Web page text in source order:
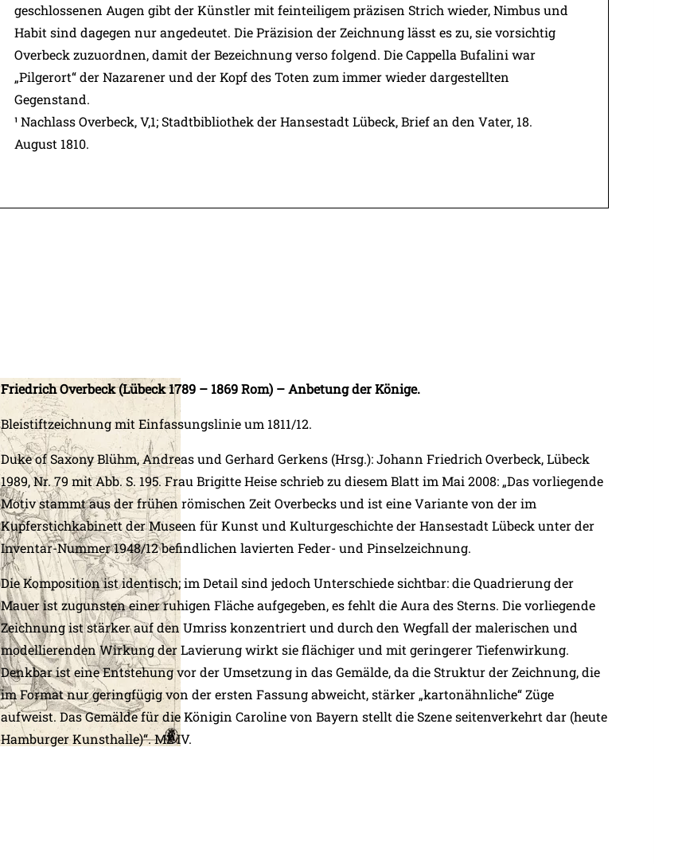
geschlossenen Augen gibt der Künstler mit feinteiligem präzisen Strich wieder, Nimbus und
Habit sind dagegen nur angedeutet. Die Präzision der Zeichnung lässt es zu, sie vorsichtig
Overbeck zuzuordnen, damit der Bezeichnung verso folgend. Die Cappella Bufalini war
„Pilgerort“ der Nazarener und der Kopf des Toten zum immer wieder dargestellten
Gegenstand.
¹ Nachlass Overbeck, V,1; Stadtbibliothek der Hansestadt Lübeck, Brief an den Vater, 18.
August 1810.
Friedrich Overbeck (Lübeck 1789 – 1869 Rom) – Anbetung der Könige.
Bleistiftzeichnung mit Einfassungslinie um 1811/12.
Duke of Saxony Blühm, Andreas und Gerhard Gerkens (Hrsg.): Johann Friedrich Overbeck, Lübeck
1989, Nr. 79 mit Abb. S. 195. Frau Brigitte Heise schrieb zu diesem Blatt im Mai 2008: „Das vorliegende
Motiv stammt aus der frühen römischen Zeit Overbecks und ist eine Variante von der im
Kupferstichkabinett der Museen für Kunst und Kulturgeschichte der Hansestadt Lübeck unter der
Inventar-Nummer 1948/12 befindlichen lavierten Feder- und Pinselzeichnung.
Die Komposition ist identisch; im Detail sind jedoch Unterschiede sichtbar: die Quadrierung der
Mauer ist zugunsten einer ruhigen Fläche aufgegeben, es fehlt die Aura des Sterns. Die vorliegende
Zeichnung ist stärker auf den Umriss konzentriert und durch den Wegfall der malerischen und
modellierenden Wirkung der Lavierung wirkt sie flächiger und mit geringerer Tiefenwirkung.
Denkbar ist eine Entstehung vor der Umsetzung in das Gemälde, da die Struktur der Zeichnung, die
im Format nur geringfügig von der ersten Fassung abweicht, stärker „kartonähnliche“ Züge
aufweist. Das Gemälde für die Königin Caroline von Bayern stellt die Szene seitenverkehrt dar (heute
Hamburger Kunsthalle)“. MZ IV.